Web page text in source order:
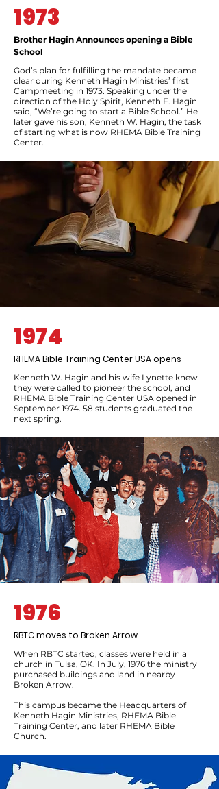
1973
Brother Hagin Announces opening a Bible
School
God’s plan for fulfilling the mandate became
clear during Kenneth Hagin Ministries’ first
Campmeeting in 1973. Speaking under the
direction of the Holy Spirit, Kenneth E. Hagin
said, “We’re going to start a Bible School.” He
later gave his son, Kenneth W. Hagin, the task
of starting what is now RHEMA Bible Training
Center.
1974
RHEMA Bible Training Center USA opens
Kenneth W. Hagin and his wife Lynette knew
they were called to pioneer the school, and
RHEMA Bible Training Center USA opened in
September 1974. 58 students graduated the
next spring.
1976
RBTC moves to Broken Arrow
When RBTC started, classes were held in a
church in Tulsa, OK. In July, 1976 the ministry
purchased buildings and land in nearby
Broken Arrow.
This campus became the Headquarters of
Kenneth Hagin Ministries, RHEMA Bible
Training Center, and later RHEMA Bible
Church.